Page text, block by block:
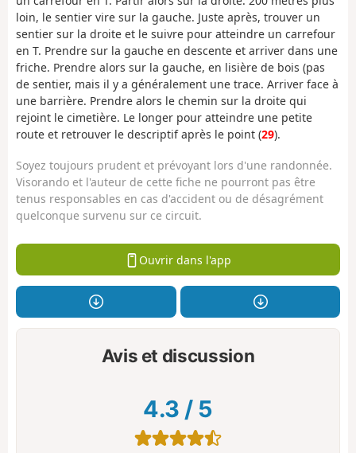
loin, le sentier vire sur la gauche. Juste après, trouver un
sentier sur la droite et le suivre pour atteindre un carrefour
en T. Prendre sur la gauche en descente et arriver dans une
friche. Prendre alors sur la gauche, en lisière de bois (pas
de sentier, mais il y a généralement une trace. Arriver face à
une barrière. Prendre alors le chemin sur la droite qui
rejoint le cimetière. Le longer pour atteindre une petite
route et retrouver le descriptif après le point (29).
Soyez toujours prudent et prévoyant lors d'une randonnée.
Visorando et l'auteur de cette fiche ne pourront pas être
tenus responsables en cas d'accident ou de désagrément
quelconque survenu sur ce circuit.
Ouvrir dans l'app
Avis et discussion
4.3 / 5